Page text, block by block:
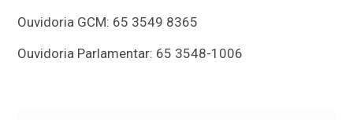
Ouvidoria GCM: 65 3549 8365
Ouvidoria Parlamentar: 65 3548-1006